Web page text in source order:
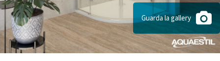
Guarda la gallery